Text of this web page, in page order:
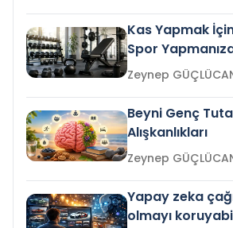
Kas Yapmak
Spor
Zeynep
Beyni Genç
Alışkanlıkları
Zeynep
Yapay zeka
olmayı